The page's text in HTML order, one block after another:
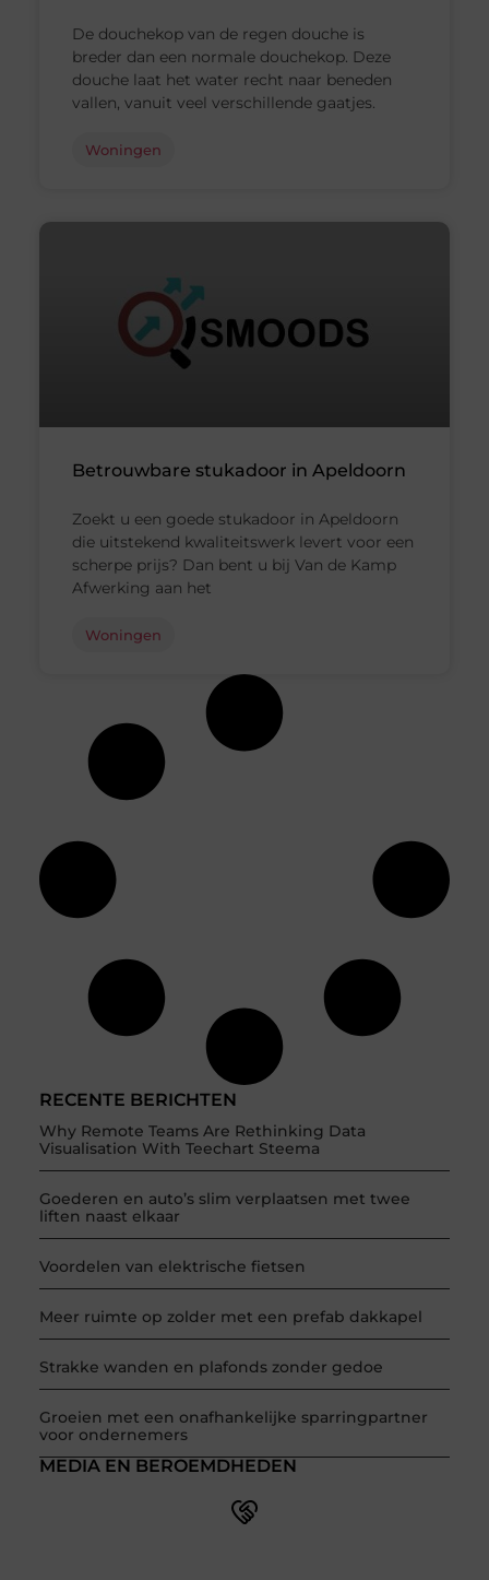
RECENTE BERICHTEN
Why Remote Teams Are Rethinking Data
Visualisation With Teechart Steema
Goederen en auto’s slim verplaatsen met twee
liften naast elkaar
Voordelen van elektrische fietsen
Meer ruimte op zolder met een prefab dakkapel
Strakke wanden en plafonds zonder gedoe
Groeien met een onafhankelijke sparringpartner
voor ondernemers
MEDIA EN BEROEMDHEDEN
De douchekop van de regen douche is
breder dan een normale douchekop. Deze
douche laat het water recht naar beneden
vallen, vanuit veel verschillende gaatjes.
Woningen
Betrouwbare stukadoor in Apeldoorn
Zoekt u een goede stukadoor in Apeldoorn
die uitstekend kwaliteitswerk levert voor een
scherpe prijs? Dan bent u bij Van de Kamp
Afwerking aan het
Woningen